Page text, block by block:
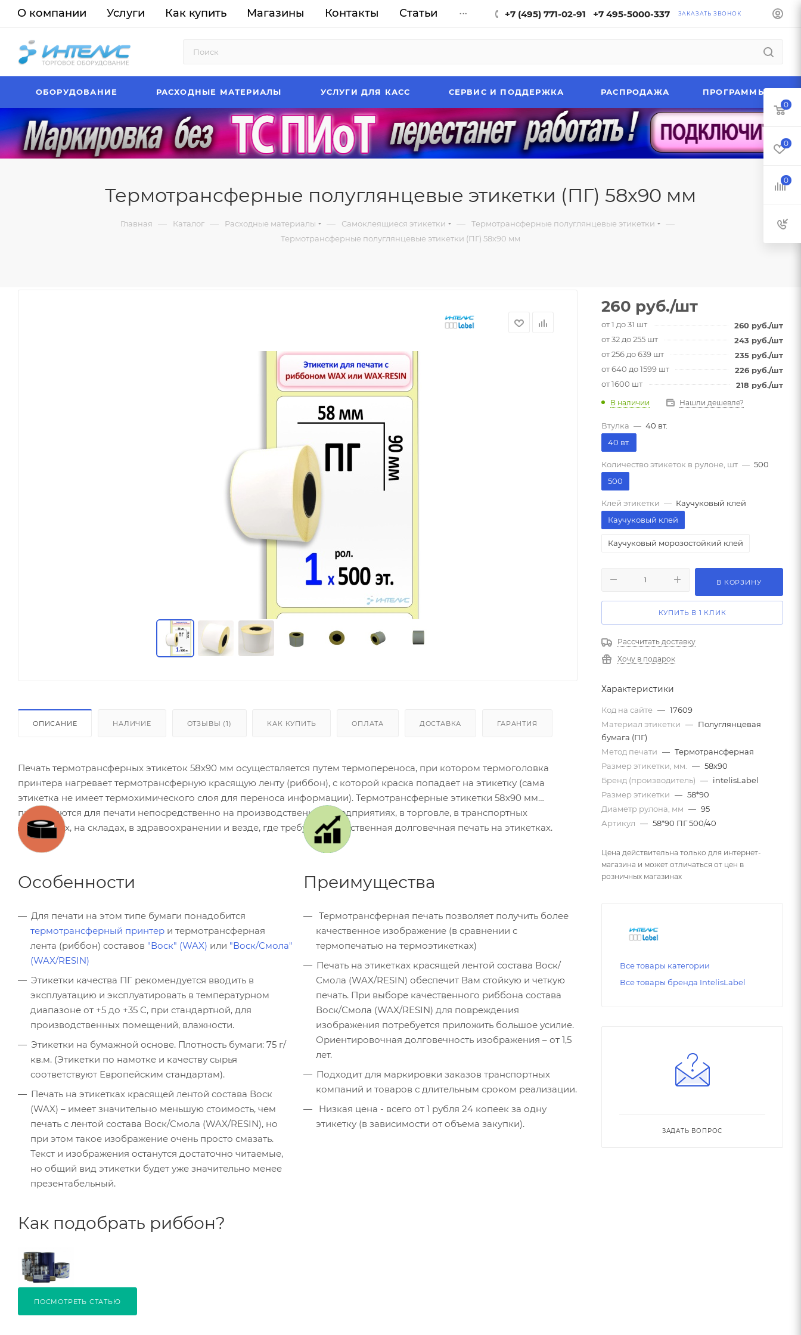
О компании Услуги Как купить Магазины Контакты Статьи ... +7 (495) 771-02-91 +7 495-5000-337 ЗАКАЗАТЬ ЗВОНОК
ОБОРУДОВАНИЕ РАСХОДНЫЕ МАТЕРИАЛЫ УСЛУГИ ДЛЯ КАСС СЕРВИС И ПОДДЕРЖКА РАСПРОДАЖА ПРОГРАММЫ
Термотрансферные полуглянцевые этикетки (ПГ) 58х90 мм
Главная — Каталог — Расходные материалы — Самоклеящиеся этикетки — Термотрансферные полуглянцевые этикетки —
Термотрансферные полуглянцевые этикетки (ПГ) 58х90 мм
ОПИСАНИЕ НАЛИЧИЕ ОТЗЫВЫ (1) КАК КУПИТЬ ОПЛАТА ДОСТАВКА ГАРАНТИЯ
Печать термотрансферных этикеток 58х90 мм осуществляется путем термопереноса, при котором термоголовка
принтера нагревает термотрансферную красящую ленту (риббон), с которой краска попадает на этикетку (сама
этикетка не имеет термохимического слоя для переноса информации). Термотрансферные этикетки 58x90 мм
применяются для печати непосредственно на производственных предприятиях, в торговле, в транспортных
компаниях, на складах, в здравоохранении и везде, где требуется качественная долговечная печать на этикетках.
Особенности
Для печати на этом типе бумаги понадобится
термотрансферный принтер и термотрансферная
лента (риббон) составов "Воск" (WAX) или "Воск/Смола"
(WAX/RESIN)
Этикетки качества ПГ рекомендуется вводить в
эксплуатацию и эксплуатировать в температурном
диапазоне от +5 до +35 C, при стандартной, для
производственных помещений, влажности.
Этикетки на бумажной основе. Плотность бумаги: 75 г/
кв.м. (Этикетки по намотке и качеству сырья
соответствуют Европейским стандартам).
Печать на этикетках красящей лентой состава Воск
(WAX) – имеет значительно меньшую стоимость, чем
печать с лентой состава Воск/Смола (WAX/RESIN), но
при этом такое изображение очень просто смазать.
Текст и изображения останутся достаточно читаемые,
но общий вид этикетки будет уже значительно менее
презентабельный.
Преимущества
качественное изображение (в сравнении с
термопечатью на термоэтикетках)
Печать на этикетках красящей лентой состава Воск/
Смола (WAX/RESIN) обеспечит Вам стойкую и четкую
печать. При выборе качественного риббона состава
Воск/Смола (WAX/RESIN) для повреждения
изображения потребуется приложить большое усилие.
Ориентировочная долговечность изображения – от 1,5
лет.
Подходит для маркировки заказов транспортных
компаний и товаров с длительным сроком реализации.
этикетку (в зависимости от объема закупки).
Как подобрать риббон?
ПОСМОТРЕТЬ СТАТЬЮ
260 руб./шт
от 1 до 31 шт 260 руб./шт
от 32 до 255 шт
243 руб./шт
от 256 до 639 шт
235 руб./шт
от 640 до 1599 шт
226 руб./шт
от 1600 шт
218 руб./шт
В наличии Нашли дешевле?
Втулка — 40 вт.
40 вт.
Количество этикеток в рулоне, шт — 500
500
Клей этикетки — Каучуковый клей
Каучуковый клей
Каучуковый морозостойкий клей
В КОРЗИНУ
КУПИТЬ В 1 КЛИК
Рассчитать доставку
Хочу в подарок
Характеристики
Код на сайте — 17609
Материал этикетки — Полуглянцевая
бумага (ПГ)
Метод печати — Термотрансферная
Размер этикетки, мм.
— 58х90
Бренд (производитель) — intelisLabel
Размер этикетки — 58*90
Диаметр рулона, мм — 95
Артикул — 58*90 ПГ 500/40
Цена действительна только для интернет-
магазина и может отличаться от цен в
розничных магазинах
Все товары категории
Все товары бренда IntelisLabel
ЗАДАТЬ ВОПРОС
0
0
0